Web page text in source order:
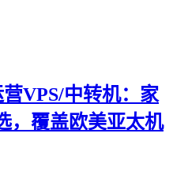
VPS/中转机：家
，覆盖欧美亚太机